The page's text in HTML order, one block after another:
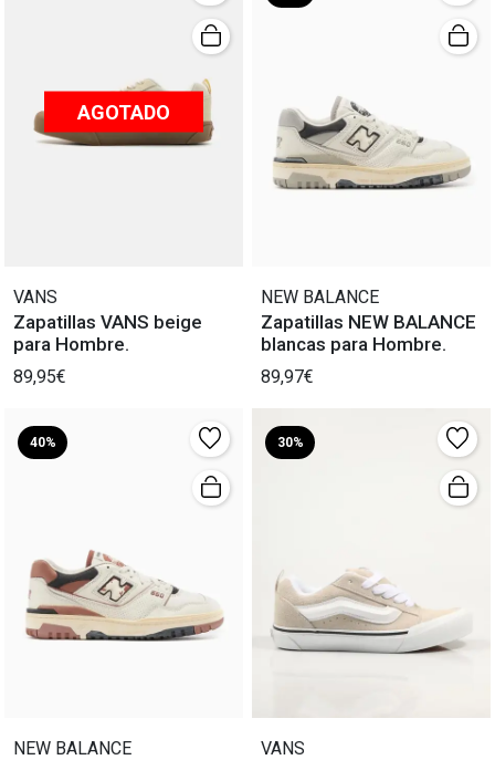
AGOTADO
VANS
Zapatillas VANS beige
para Hombre.
89,95€
NEW BALANCE
Zapatillas NEW BALANCE
blancas para Hombre.
89,97€
40%
NEW BALANCE
30%
VANS